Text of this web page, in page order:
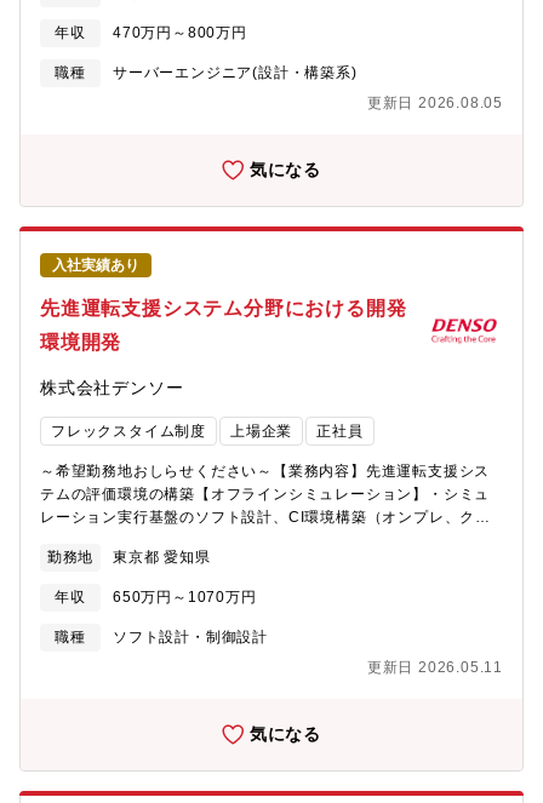
開発支援に加え、当部門ではOJTや外部専門家と連携した多様な
く、チームで協力して成果を出す力も高めることができます。さ
らに、クラウドやDX、AIなどの先端分野のスキル習得や資格取得
び産業用のインクジェット製品を過去20年以上に亘り生産し続け
工場である星崎工場では、製造プロセスの完全自動化と正確かつ
化により、生産性と品質の向上を目指して活動しています。デジ
タルファクトリー実現に向けて、活動の中心となるプロフェッシ
ョナルな人財を募集しています。【会社Vision】 ブラザーグルー
プビジョン「At your side 2030」では、「世界中の “あなた” の生
産性と創造性をすぐそばで支え、社会の発展と地球の未来に貢献
する」をあり続けたい姿として置き、業務を推進しています。
【求める人物像】・チームや関係部門の目標達成に向けて、施策
を立案・実行し、成果を出せる方 社内外の多様な関係者と調整・
交渉し、合意形成ができる方 チームやグループの人材育成に熱意
を持ち、実践できる方 ・複雑性・新規性の高い課題に対して、柔
と通常）通常：月10～20時間程度／繁忙期：月40時間程度●出張
内容によっては機会あり
Data基盤、仮想デスクトップ基盤など)・情報セキュリティ対策
(EDR、WAF、脆弱性検査、SASE、SOC/CSIRTなど)業務プロセ
ス管理原則、ITSMに基づくプロセス管理。案件進行の多くは、ウ
の進行管理もあり。【配属予定部署】ITデジタルプラットフォー
年収 470万円～800万円
職種
サーバーエンジニア(設計・構築系)
更新日 2026.08.05
気になる
入社実績あり
先進運転支援システム分野における開発
環境開発
株式会社デンソー
フレックスタイム制度 上場企業 正社員
～希望勤務地おしらせください～【業務内容】先進運転支援シス
テムの評価環境の構築【オフラインシミュレーション】・シミュ
レーション実行基盤のソフト設計、CI環境構築（オンプレ、クラ
的な評価基盤の企画立案、設計【実車評価環境】・既販車両や試
作車両と、開発品センサ・ECU、ラピッドプロトタイピング用
ECU/PC等を組み合わせて、実車評価をラピッドプロトタイピン
グする環境の構築（組み込み/汎用系ソフト開発）【募集背景】安
像センサやミリ波レーダなどの外界認識センサを使用した先進運
化・複雑化しており、品質・性能を保証して世の中に出すために
は、効率的な車両評価を行うことが必要です。さらにその走行デ
ータや仮想的に作り出したデータを用いた膨大なシミュレーショ
ン評価が必須になってきております。その車両評価環境や大規模
勤務地 東京都 愛知県
年収 650万円～1070万円
職種
ソフト設計・制御設計
更新日 2026.05.11
気になる